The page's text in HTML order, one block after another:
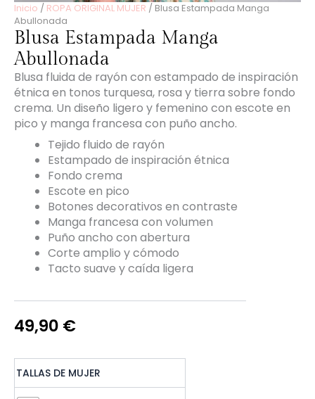
Inicio / ROPA ORIGINAL MUJER / Blusa Estampada Manga
Abullonada
Blusa Estampada Manga
Abullonada
Blusa fluida de rayón con estampado de inspiración
étnica en tonos turquesa, rosa y tierra sobre fondo
crema. Un diseño ligero y femenino con escote en
pico y manga francesa con puño ancho.
Tejido fluido de rayón
Estampado de inspiración étnica
Fondo crema
Escote en pico
Botones decorativos en contraste
Manga francesa con volumen
Puño ancho con abertura
Corte amplio y cómodo
Tacto suave y caída ligera
49,90 €
TALLAS DE MUJER
Estampada